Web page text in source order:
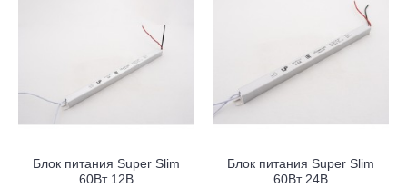
Блок питания Super Slim
60Вт 12В
Блок питания Super Slim
60Вт 24В